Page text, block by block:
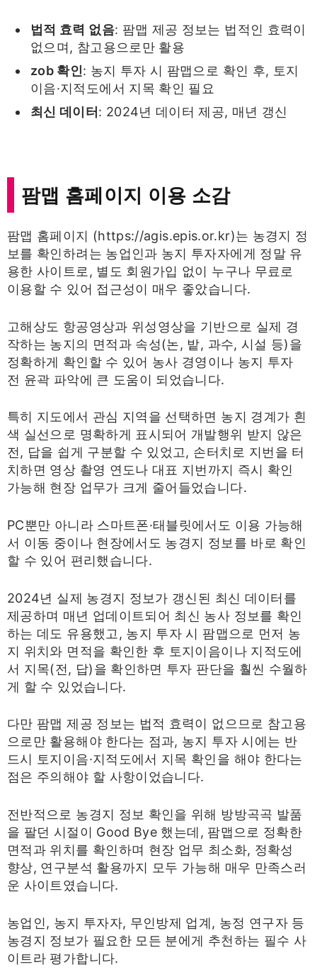
법적 효력 없음: 팜맵 제공 정보는 법적인 효력이
없으며, 참고용으로만 활용
zob 확인: 농지 투자 시 팜맵으로 확인 후, 토지
이음·지적도에서 지목 확인 필요
최신 데이터: 2024년 데이터 제공, 매년 갱신
팜맵 홈페이지 이용 소감
팜맵 홈페이지 (https://agis.epis.or.kr)는 농경지 정
보를 확인하려는 농업인과 농지 투자자에게 정말 유
용한 사이트로, 별도 회원가입 없이 누구나 무료로
이용할 수 있어 접근성이 매우 좋았습니다.
고해상도 항공영상과 위성영상을 기반으로 실제 경
작하는 농지의 면적과 속성(논, 밭, 과수, 시설 등)을
정확하게 확인할 수 있어 농사 경영이나 농지 투자
전 윤곽 파악에 큰 도움이 되었습니다.
특히 지도에서 관심 지역을 선택하면 농지 경계가 흰
색 실선으로 명확하게 표시되어 개발행위 받지 않은
전, 답을 쉽게 구분할 수 있었고, 손터치로 지번을 터
치하면 영상 촬영 연도나 대표 지번까지 즉시 확인
가능해 현장 업무가 크게 줄어들었습니다.
PC뿐만 아니라 스마트폰·태블릿에서도 이용 가능해
서 이동 중이나 현장에서도 농경지 정보를 바로 확인
할 수 있어 편리했습니다.
2024년 실제 농경지 정보가 갱신된 최신 데이터를
제공하며 매년 업데이트되어 최신 농사 정보를 확인
하는 데도 유용했고, 농지 투자 시 팜맵으로 먼저 농
지 위치와 면적을 확인한 후 토지이음이나 지적도에
서 지목(전, 답)을 확인하면 투자 판단을 훨씬 수월하
게 할 수 있었습니다.
다만 팜맵 제공 정보는 법적 효력이 없으므로 참고용
으로만 활용해야 한다는 점과, 농지 투자 시에는 반
드시 토지이음·지적도에서 지목 확인을 해야 한다는
점은 주의해야 할 사항이었습니다.
전반적으로 농경지 정보 확인을 위해 방방곡곡 발품
을 팔던 시절이 Good Bye 했는데, 팜맵으로 정확한
면적과 위치를 확인하며 현장 업무 최소화, 정확성
향상, 연구분석 활용까지 모두 가능해 매우 만족스러
운 사이트였습니다.
농업인, 농지 투자자, 무인방제 업계, 농정 연구자 등
농경지 정보가 필요한 모든 분에게 추천하는 필수 사
이트라 평가합니다.